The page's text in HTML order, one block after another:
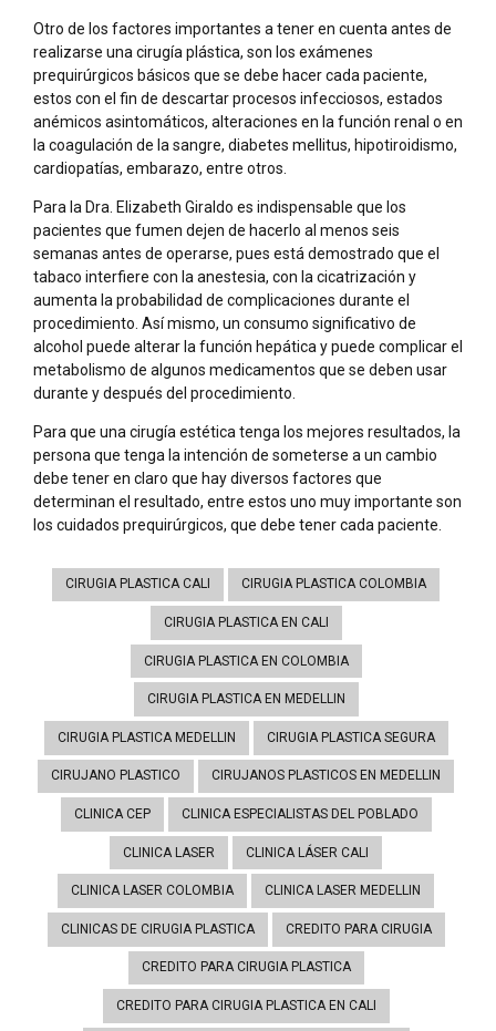
Otro de los factores importantes a tener en cuenta antes de
realizarse una cirugía plástica, son los exámenes
prequirúrgicos básicos que se debe hacer cada paciente,
estos con el fin de descartar procesos infecciosos, estados
anémicos asintomáticos, alteraciones en la función renal o en
la coagulación de la sangre, diabetes mellitus, hipotiroidismo,
cardiopatías, embarazo, entre otros.
Para la Dra. Elizabeth Giraldo es indispensable que los
pacientes que fumen dejen de hacerlo al menos seis
semanas antes de operarse, pues está demostrado que el
tabaco interfiere con la anestesia, con la cicatrización y
aumenta la probabilidad de complicaciones durante el
procedimiento. Así mismo, un consumo significativo de
alcohol puede alterar la función hepática y puede complicar el
metabolismo de algunos medicamentos que se deben usar
durante y después del procedimiento.
Para que una cirugía estética tenga los mejores resultados, la
persona que tenga la intención de someterse a un cambio
debe tener en claro que hay diversos factores que
determinan el resultado, entre estos uno muy importante son
los cuidados prequirúrgicos, que debe tener cada paciente.
CIRUGIA PLASTICA CALI CIRUGIA PLASTICA COLOMBIA
CIRUGIA PLASTICA EN CALI
CIRUGIA PLASTICA EN COLOMBIA
CIRUGIA PLASTICA EN MEDELLIN
CIRUGIA PLASTICA MEDELLIN CIRUGIA PLASTICA SEGURA
CIRUJANO PLASTICO CIRUJANOS PLASTICOS EN MEDELLIN
CLINICA CEP CLINICA ESPECIALISTAS DEL POBLADO
CLINICA LASER CLINICA LÁSER CALI
CLINICA LASER COLOMBIA CLINICA LASER MEDELLIN
CLINICAS DE CIRUGIA PLASTICA CREDITO PARA CIRUGIA
CREDITO PARA CIRUGIA PLASTICA
CREDITO PARA CIRUGIA PLASTICA EN CALI